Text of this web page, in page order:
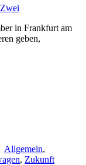
in Frankfurt am
geben,
Allgemein,
, Zukunft